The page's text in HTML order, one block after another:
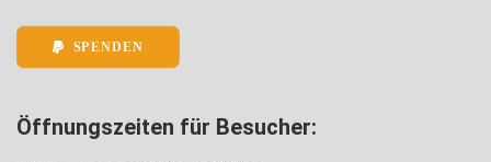
SPENDEN
Öffnungszeiten für Besucher: